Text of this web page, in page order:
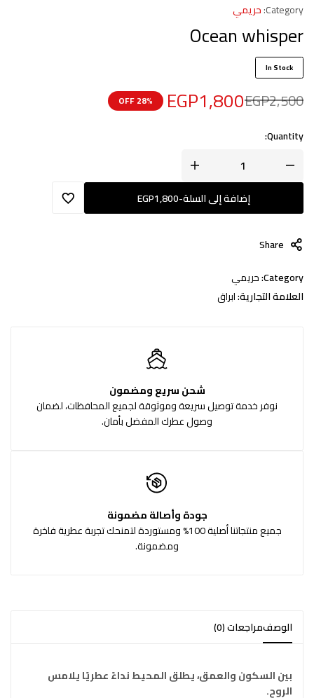
Category: حريمي
Ocean whisper
In Stock
EGP2,500
EGP1,800
28% OFF
Quantity:
إضافة إلى السلة-
EGP1,800
Share
Category: حريمي
العلامة التجارية:ابراق
شحن سريع ومضمون
نوفر خدمة توصيل سريعة وموثوقة لجميع المحافظات، لضمان
وصول عطرك المفضل بأمان.
جودة وأصالة مضمونة
جميع منتجاتنا أصلية 100% ومستوردة لتمنحك تجربة عطرية فاخرة
ومضمونة.
الوصفمراجعات (0)
بين السكون والعمق، يطلق المحيط نداءً عطريًا يلامس
الروح.